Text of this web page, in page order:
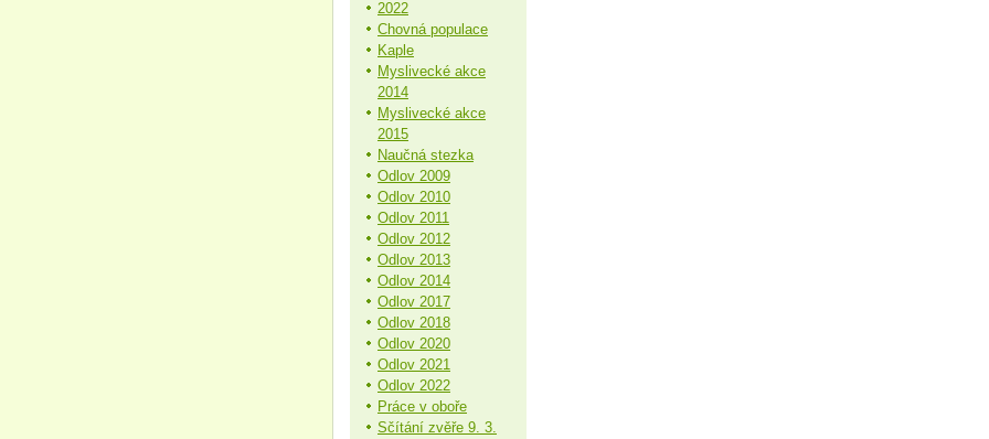
2022
Chovná populace
Kaple
Myslivecké akce
2014
Myslivecké akce
2015
Naučná stezka
Odlov 2009
Odlov 2010
Odlov 2011
Odlov 2012
Odlov 2013
Odlov 2014
Odlov 2017
Odlov 2018
Odlov 2020
Odlov 2021
Odlov 2022
Práce v oboře
Sčítání zvěře 9. 3.